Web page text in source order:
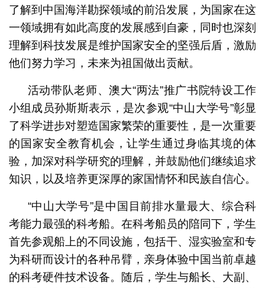
了解到中国海洋勘探领域的前沿发展，为国家在这
一领域拥有如此高度的发展感到自豪，同时也深刻
理解到科技发展是维护国家安全的坚强后盾，激励
他们努力学习，未来为祖国做出贡献。
活动带队老师、澳大“两法”推广书院特设工作
小组成员孙斯斯表示，是次参观“中山大学号”彰显
了科学进步对塑造国家繁荣的重要性，是一次重要
的国家安全教育机会，让学生通过身临其境的体
验，加深对科学研究的理解，并鼓励他们继续追求
知识，以及培养更深厚的家国情怀和民族自信心。
“中山大学号”是中国目前排水量最大、综合科
考能力最强的科考船。在科考船员的陪同下，学生
首先参观船上的不同设施，包括干、湿实验室和专
为科研而设计的各种吊臂，亲身体验中国当前卓越
的科考硬件技术设备。随后，学生与船长、大副、